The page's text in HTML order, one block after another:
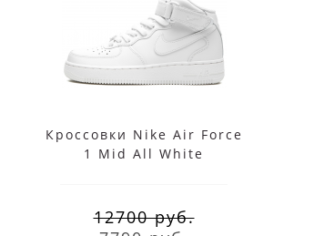
Кроссовки Nike Air Force
1 Mid All White
12700 руб.